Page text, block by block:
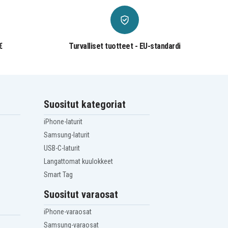
Turvalliset tuotteet - EU-standardi
Suositut kategoriat
iPhone-laturit
Samsung-laturit
USB-C-laturit
Langattomat kuulokkeet
Smart Tag
Suositut varaosat
iPhone-varaosat
Samsung-varaosat